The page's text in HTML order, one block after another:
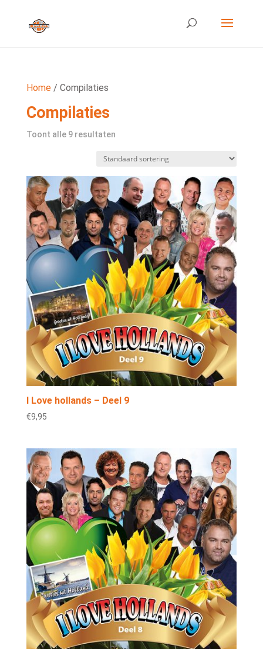
Home/ Compilaties
Compilaties
Toont alle 9 resultaten
I Love hollands – Deel 9
€9,95